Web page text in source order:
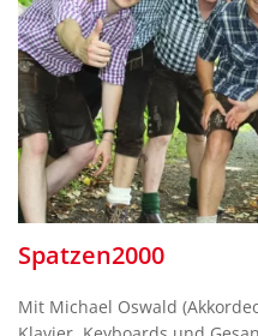
Spatzen2000
Mit Michael Oswald